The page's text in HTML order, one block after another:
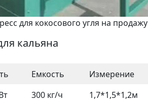
для кокосового угля на продажу
кальяна
Емкость Измерение
300 кг/ч 1,7*1,5*1,2м